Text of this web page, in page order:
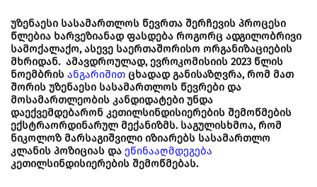
უზენაესი სასამართლოს წევრთა შერჩევის პროცესი
წლებია ხარვეზიანად ფასდება როგორც ადგილობრივი
სამოქალაქო, ასევე საერთაშორისო ორგანიზაციების
მხრიდან. ამავდროულად, ევროკომისიის 2023 წლის
ნოემბრის ანგარიშით ცხადად განისაზღვრა, რომ მათ
შორის უზენაესი სასამართლოს წევრები და
მოსამართლეობის კანდიდატები უნდა
დაექვემდებარონ კეთილსინდისიერების შემოწმების
ექსტრაორდინარულ მექანიზმს. საგულისხმოა, რომ
ნიკოლოზ მარსაგიშვილი იზიარებს სასამართლო
კლანის პოზიციას და ეწინააღმდეგება
კეთილსინდისიერების შემოწმებას.